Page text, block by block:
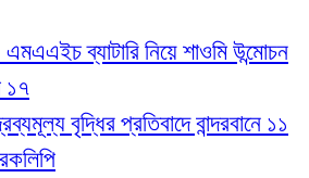
এমএএইচ ব্যাটারি নিয়ে শাওমি উন্মোচন
১৭
বৃদ্ধির প্রতিবাদে বান্দরবানে ১১